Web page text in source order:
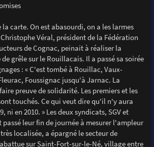
la carte. On est abasourdi, on a les larmes
Véral, président de la Fédération
de Cognac, peinait à réaliser la
grêle sur le Rouillacais. Il a passé sa soirée
: « C'est tombé à Rouillac, Vaux-
Foussignac jusqu'à Jarnac. La
preuve de solidarité. Les premiers et les
touchés. Ce qui veut dire qu'il n'y aura
ni en 2010. » Les deux syndicats, SGV et
passé leur fin de journée à mesurer l'ampleur
localisée, a épargné le secteur de
sur Saint-Fort-sur-le-Né, village entre